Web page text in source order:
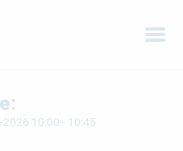
2026 10:00 - 10:45